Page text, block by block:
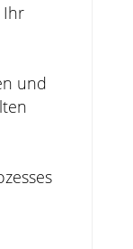
Ihr
und